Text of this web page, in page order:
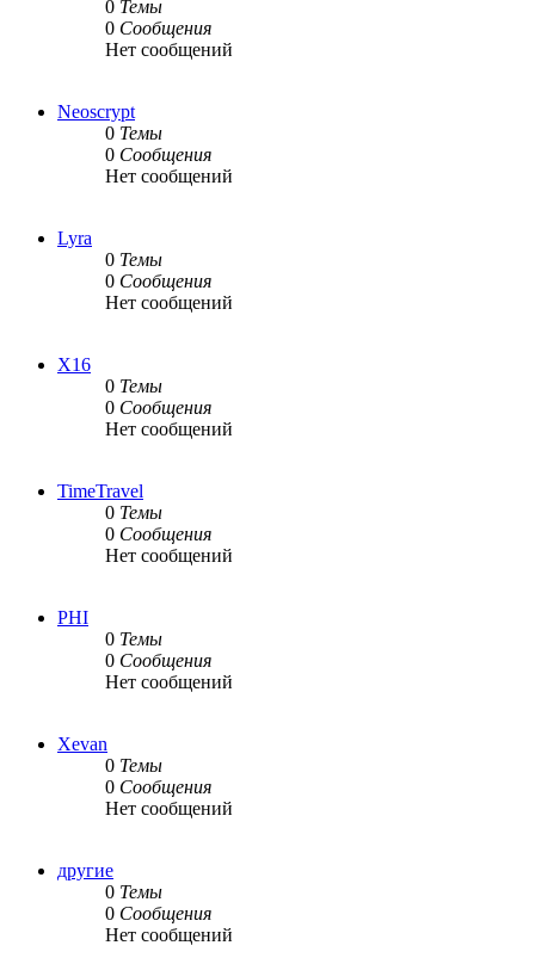
0 Темы
0 Сообщения
Нет сообщений
Neoscrypt
0 Темы
0 Сообщения
Нет сообщений
Lyra
0 Темы
0 Сообщения
Нет сообщений
X16
0 Темы
0 Сообщения
Нет сообщений
TimeTravel
0 Темы
0 Сообщения
Нет сообщений
PHI
0 Темы
0 Сообщения
Нет сообщений
Xevan
0 Темы
0 Сообщения
Нет сообщений
другие
0 Темы
0 Сообщения
Нет сообщений